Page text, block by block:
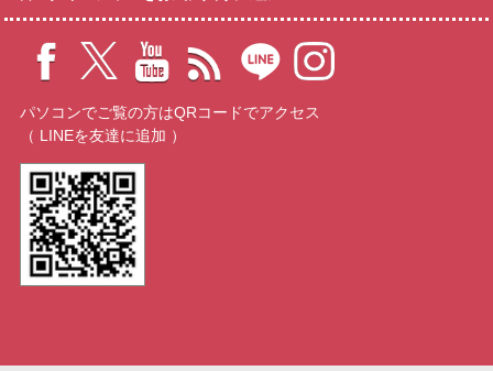
パソコンでご覧の方はQRコードでアクセス
（ LINEを友達に追加 ）